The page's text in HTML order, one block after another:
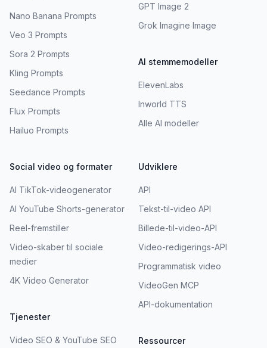
Nano Banana Prompts
Veo 3 Prompts
Sora 2 Prompts
Kling Prompts
Seedance Prompts
Flux Prompts
Hailuo Prompts
GPT Image 2
Grok Imagine Image
AI stemmemodeller
ElevenLabs
Inworld TTS
Alle AI modeller
Social video og formater
AI TikTok-videogenerator
AI YouTube Shorts-generator
Reel-fremstiller
Video-skaber til sociale
medier
4K Video Generator
Tjenester
Video SEO & YouTube SEO
Udviklere
API
Tekst-til-video API
Billede-til-video-API
Video-redigerings-API
Programmatisk video
VideoGen MCP
API-dokumentation
Ressourcer